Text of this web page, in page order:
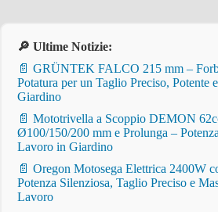
🔎 Ultime Notizie:
📄 GRÜNTEK FALCO 215 mm –
Potatura per un Taglio Preciso, Potente
Giardino
📄 Mototrivella a Scoppio DEMON
Ø100/150/200 mm e Prolunga –
Lavoro in Giardino
📄 Oregon Motosega Elettrica 2400W
Potenza Silenziosa, Taglio Preciso e
Lavoro